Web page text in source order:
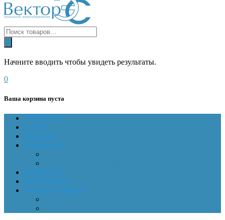
Начните вводить чтобы увидеть результаты.
0
Ваша корзина пуста
ГЛАВНАЯ
О НАС
Магазин
Документы
НОВОСТИ
КОНТАКТЫ
Личный кабинет